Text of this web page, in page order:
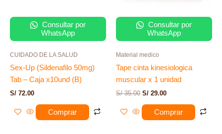
Consultar por
WhatsApp
CUIDADO DE LA SALUD
Sex-Up (Sildenafilo 50mg)
Tab – Caja x10und (B)
S/ 72.00
Comprar
Consultar por
WhatsApp
Material medico
Tape cinta kinesiologica
muscular x 1 unidad
S/35.00 S/ 29.00
Comprar